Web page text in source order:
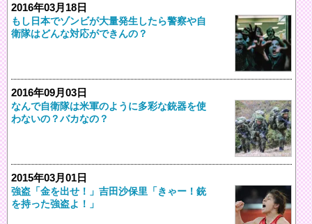
2016年03月18日
もし日本でゾンビが大量発生したら警察や自
衛隊はどんな対応ができんの？
2016年09月03日
なんで自衛隊は米軍のように多彩な銃器を使
わないの？バカなの？
2015年03月01日
強盗「金を出せ！」吉田沙保里「きゃー！銃
を持った強盗よ！」